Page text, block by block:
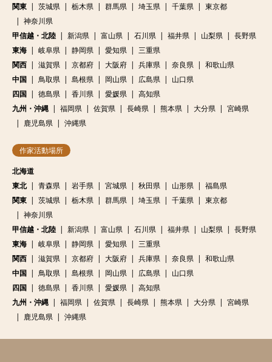
関東
茨城県 栃木県 群馬県 埼玉県 千葉県
東京都
神奈川県
甲信越・北陸
新潟県 富山県 石川県 福井県 山梨県
長野県
東海
岐阜県 静岡県 愛知県
三重県
関西
滋賀県 京都府 大阪府 兵庫県 奈良県
和歌山県
中国
鳥取県 島根県 岡山県 広島県
山口県
四国
徳島県 香川県 愛媛県
高知県
九州・沖縄
福岡県 佐賀県 長崎県 熊本県 大分県
宮崎県
鹿児島県
沖縄県
作家活動場所
北海道
東北
青森県 岩手県 宮城県 秋田県 山形県
福島県
関東
茨城県 栃木県 群馬県 埼玉県 千葉県
東京都
神奈川県
甲信越・北陸
新潟県 富山県 石川県 福井県 山梨県
長野県
東海
岐阜県 静岡県 愛知県
三重県
関西
滋賀県 京都府 大阪府 兵庫県 奈良県
和歌山県
中国
鳥取県 島根県 岡山県 広島県
山口県
四国
徳島県 香川県 愛媛県
高知県
九州・沖縄
福岡県 佐賀県 長崎県 熊本県 大分県
宮崎県
鹿児島県
沖縄県